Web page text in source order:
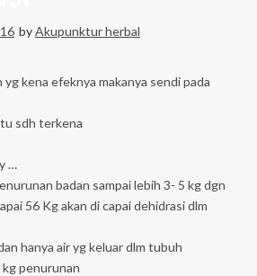
byAkupunktur herbal
yg kena efeknya makanya sendi pada
sdh terkena
…
badan sampai lebih 3- 5 kg dgn
56 Kg akan di capai dehidrasi dlm
hanya air yg keluar dlm tubuh
penurunan